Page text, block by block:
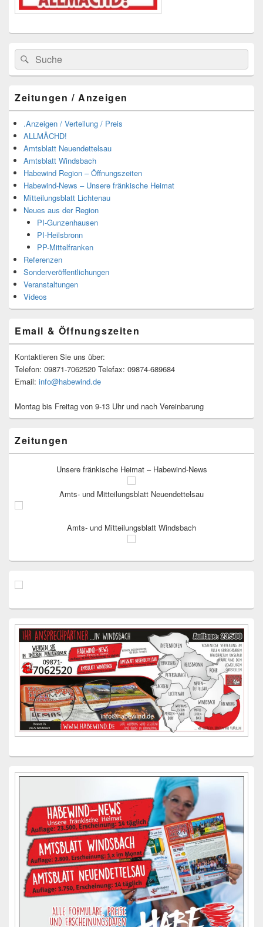
Suchen
nach:
Suchen
Zeitungen / Anzeigen
.Anzeigen / Verteilung / Preis
ALLMÄCHD!
Amtsblatt Neuendettelsau
Amtsblatt Windsbach
Habewind Region – Öffnungszeiten
Habewind-News – Unsere fränkische Heimat
Mitteilungsblatt Lichtenau
Neues aus der Region
PI-Gunzenhausen
PI-Heilsbronn
PP-Mittelfranken
Referenzen
Sonderveröffentlichungen
Veranstaltungen
Videos
Email & Öffnungszeiten
Kontaktieren Sie uns über:
Telefon: 09871-7062520 Telefax: 09874-689684
Email: info@habewind.de
Montag bis Freitag von 9-13 Uhr und nach Vereinbarung
Zeitungen
Unsere fränkische Heimat – Habewind-News
Amts- und Mitteilungsblatt Neuendettelsau
Amts- und Mitteilungsblatt Windsbach